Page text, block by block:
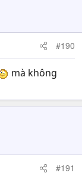
#190
mà không
#191